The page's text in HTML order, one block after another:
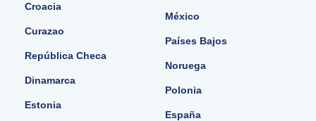
Croacia
Curazao
República Checa
Dinamarca
Estonia
México
Países Bajos
Noruega
Polonia
España